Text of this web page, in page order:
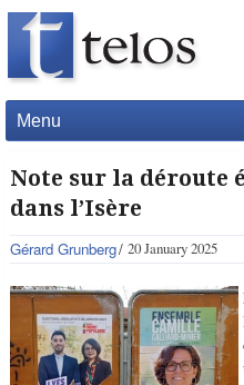
Menu
Note sur la déroute
dans l’Isère
Gérard Grunberg 20 January 2025